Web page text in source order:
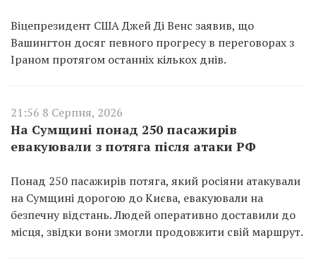
Віцепрезидент США Джей Ді Венс заявив, що
Вашингтон досяг певного прогресу в переговорах з
Іраном протягом останніх кількох днів.
21:56 8 Серпня, 2026
На Сумщині понад 250 пасажирів
евакуювали з потяга після атаки РФ
Понад 250 пасажирів потяга, який росіяни атакували
на Сумщині дорогою до Києва, евакуювали на
безпечну відстань. Людей оперативно доставили до
місця, звідки вони змогли продовжити свій маршрут.